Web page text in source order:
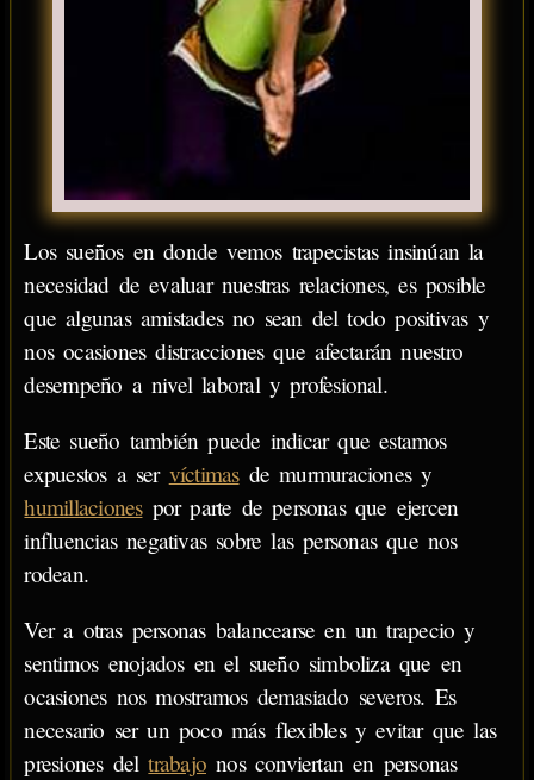
Los sueños en donde vemos trapecistas insinúan la
necesidad de evaluar nuestras relaciones, es posible
que algunas amistades no sean del todo positivas y
nos ocasiones distracciones que afectarán nuestro
desempeño a nivel laboral y profesional.
Este sueño también puede indicar que estamos
expuestos a ser víctimasde murmuraciones y
humillacionespor parte de personas que ejercen
influencias negativas sobre las personas que nos
rodean.
Ver a otras personas balancearse en un trapecio y
sentirnos enojados en el sueño simboliza que en
ocasiones nos mostramos demasiado severos. Es
necesario ser un poco más flexibles y evitar que las
presiones deltrabajo nos conviertan en personas